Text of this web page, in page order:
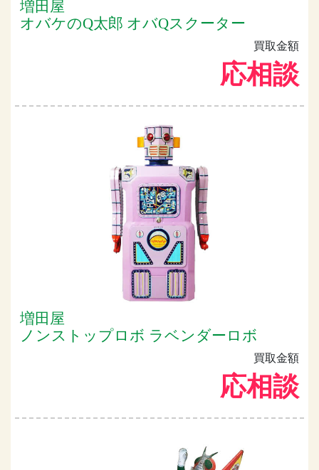
増田屋
オバケのQ太郎 オバQスクーター
買取金額
応相談
増田屋
ノンストップロボ ラベンダーロボ
買取金額
応相談